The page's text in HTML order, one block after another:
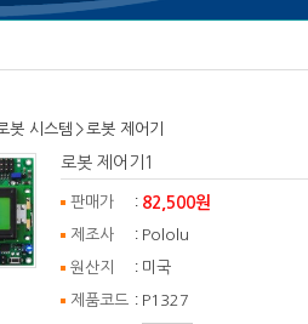
봇 시스템 >로봇 제어기
로봇 제어기1
판매가 : 82,500원
제조사 : Pololu
원산지 : 미국
제품코드 : P1327